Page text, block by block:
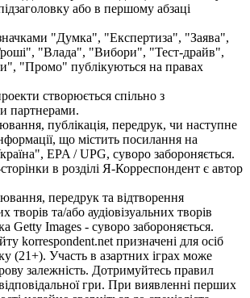
або в першому абзаці
"Думка", "Експертиза", "Заява",
"Влада", "Вибори", "Тест-драйв",
"Промо" публікуються на правах
створюється спільно з
партнерами.
публікація, передрук, чи наступне
що містить посилання на
EPA / UPG, суворо забороняється.
в розділі Я-Корреспондент є автор
передрук та відтворення
творів та/або аудіовізуальних творів
Getty Images - суворо забороняється.
korrespondent.net призначені для осіб
(21+). Участь в азартних іграх може
залежність. Дотримуйтесь правил
гри. При виявленні перших